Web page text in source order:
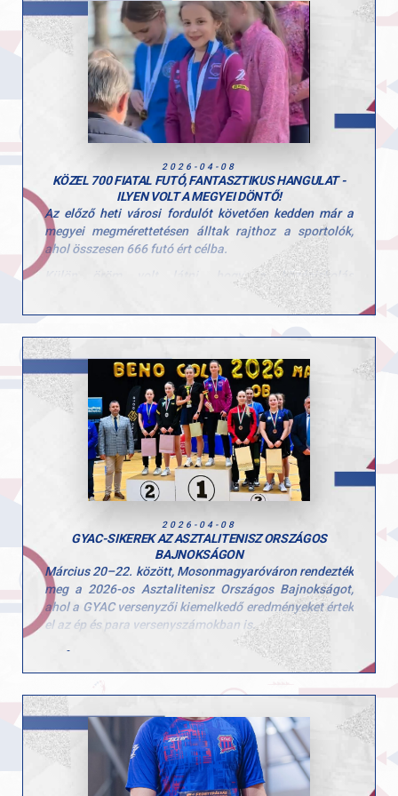
Horváth Márton – Forrai Attila – Módos Kristóf –
Gottwald Ábel
Büszkék vagyunk minden versenyzőnkre és felkészítő
edzőinkre a hétvégi teljesítményért!
Hajrá GYAC!
Gratulálunk Fekete Sárának és felkészítő edzőjének,
Szalóki Richárdnak a fantasztikus eredményhez!
2026-04-08
KÖZEL 700 FIATAL FUTÓ, FANTASZTIKUS HANGULAT -
ILYEN VOLT A MEGYEI DÖNTŐ!
Az előző heti városi fordulót követően kedden már a
megyei megmérettetésen álltak rajthoz a sportolók,
ahol összesen 666 futó ért célba.
Külön öröm volt látni, hogy a középiskolás
korosztályok (V–VI. kcs) is nagy számban
képviseltették magukat, az elmúlt évekhez képest
Az I–IV. korcsoportban már csak a továbbjutók
versenyezhettek, így minden futamban komoly, 50–60
fős mezőny küzdött az országos döntőbe jutásért.
A legjobbak számára a következő állomás az Országos
Döntő, amely Gödöllőn kerül megrendezésre április 15-
ülön büszkék vagyunk azokra a GYAC-os sportolókra,
akik kiváló teljesítményükkel kvalifikálták magukat az
2026-04-08
GYAC-SIKEREK AZ ASZTALITENISZ ORSZÁGOS
BAJNOKSÁGON
Március 20–22. között, Mosonmagyaróváron rendezték
meg a 2026-os Asztalitenisz Országos Bajnokságot,
ahol a GYAC versenyzői kiemelkedő eredményeket értek
el az ép és para versenyszámokban is.
Bálint Bernadett női párosban – Nagyváradi
Mercédesszel magyar bajnok lett, ezzel
Szvitacs Alexa a para Országos Bajnokság női
egyéni versenyszámában bajnoki címet szerzett.
Csonka András para egyéniben ezüstérmes lett,
valamint párosban bajnoki címet nyert, míg